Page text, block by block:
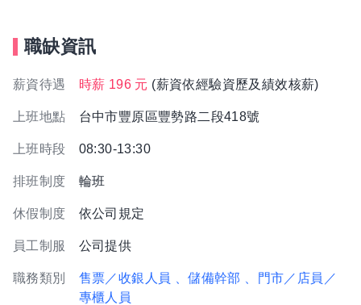
職缺資訊
薪資待遇 時薪 196 元 (薪資依經驗資歷及績效核薪)
上班地點 台中市豐原區豐勢路二段418號
上班時段 08:30-13:30
排班制度 輪班
休假制度 依公司規定
員工制服 公司提供
職務類別 售票／收銀人員 、儲備幹部
、門市／店員／
專櫃人員